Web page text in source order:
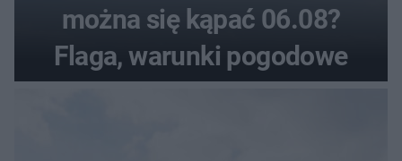
można się kąpać 06.08?
Flaga, warunki pogodowe